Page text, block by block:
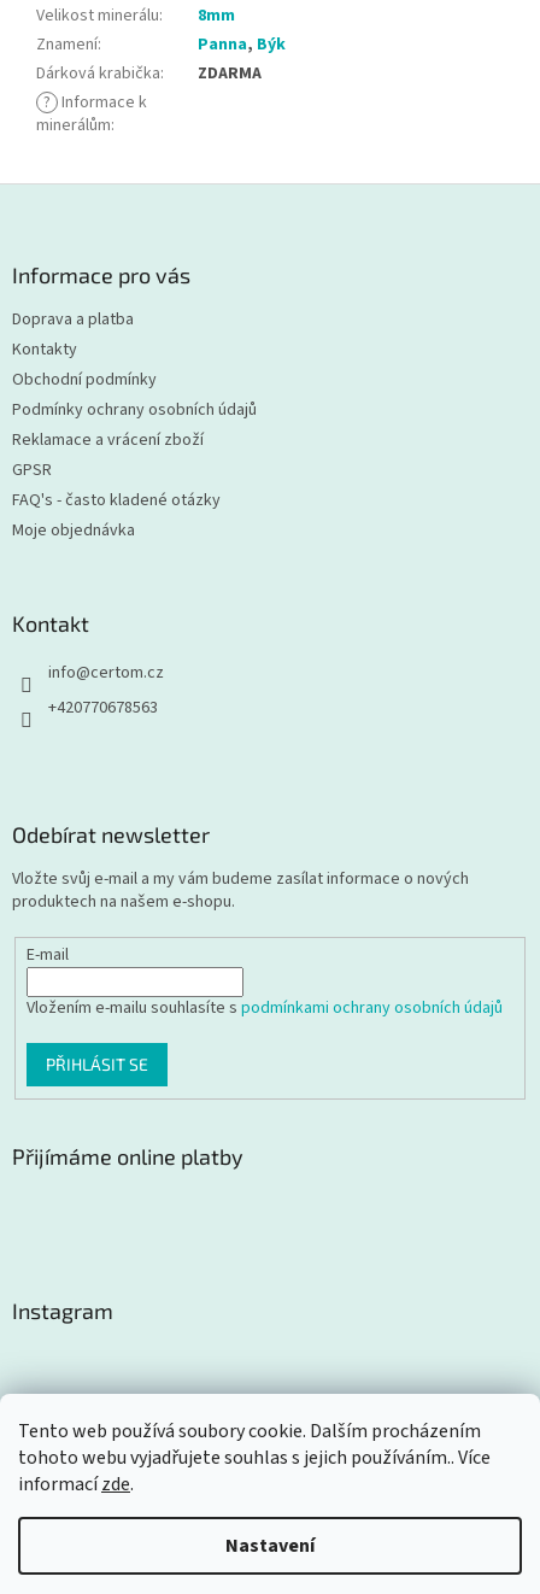
Tento web používá soubory cookie. Dalším procházením
tohoto webu vyjadřujete souhlas s jejich používáním.. Více
informacízde.
Nastavení
Velikost minerálu:
8mm
Znamení: Panna, Býk
Dárková krabička:
ZDARMA
? Informace k
minerálům:
Informace pro vás
Doprava a platba
Kontakty
Obchodní podmínky
Podmínky ochrany osobních údajů
Reklamace a vrácení zboží
GPSR
FAQ's - často kladené otázky
Moje objednávka
Kontakt
info@certom.cz
+420770678563
Odebírat newsletter
Vložte svůj e-mail a my vám budeme zasílat informace o nových
produktech na našem e-shopu.
E-mail
Vložením e-mailu souhlasíte s podmínkami ochrany osobních údajů
PŘIHLÁSIT SE
Přijímáme online platby
Instagram
Sledovat na Instagramu
Vytvořil Shoptet